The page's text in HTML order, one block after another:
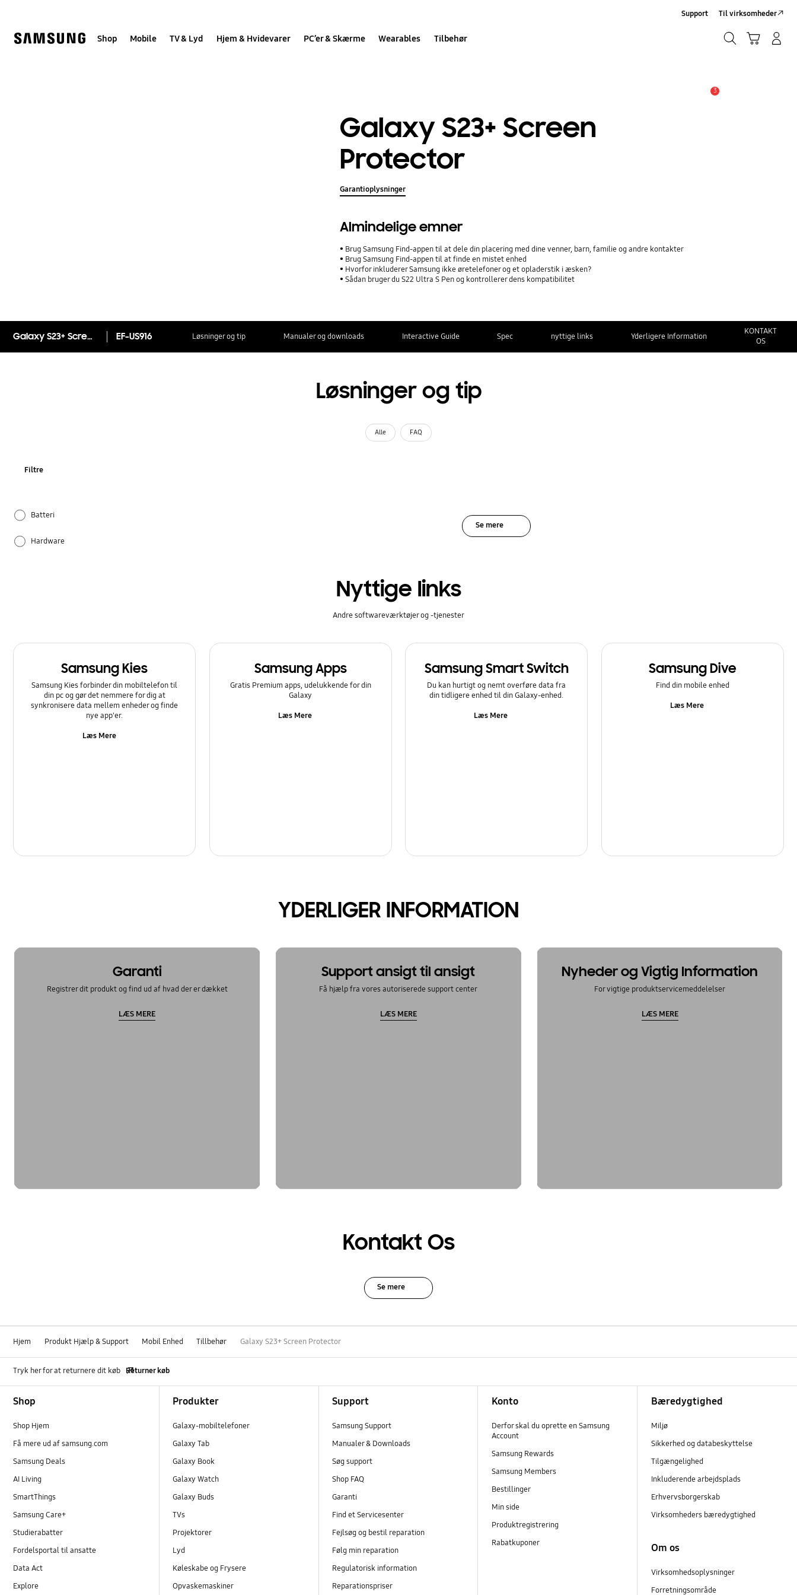
Shop Mobile TV & Lyd Hjem & Hvidevarer PC’er & Skærme Wearables Tilbehør
Support Til virksomheder
3
Galaxy S23+ Screen
Protector
Garantioplysninger
Almindelige emner
Brug Samsung Find-appen til at dele din placering med dine venner, barn, familie og andre kontakter
Brug Samsung Find-appen til at finde en mistet enhed
Hvorfor inkluderer Samsung ikke øretelefoner og et opladerstik i æsken?
Sådan bruger du S22 Ultra S Pen og kontrollerer dens kompatibilitet
Galaxy S23+ Screen Protector EF-US916 Løsninger og tip Manualer og downloads Interactive Guide Spec nyttige links Yderligere Information
KONTAKT
OS
Løsninger og tip
Alle FAQ
Filtre
Batteri
Hardware
Se mere
Nyttige links
Andre softwareværktøjer og -tjenester
Samsung Kies
Samsung Kies forbinder din mobiltelefon til
din pc og gør det nemmere for dig at
synkronisere data mellem enheder og finde
nye app'er.
Læs Mere
Samsung Apps
Gratis Premium apps, udelukkende for din
Galaxy
Læs Mere
Samsung Smart Switch
Du kan hurtigt og nemt overføre data fra
din tidligere enhed til din Galaxy-enhed.
Læs Mere
Samsung Dive
Find din mobile enhed
Læs Mere
YDERLIGER INFORMATION
Garanti
Registrer dit produkt og find ud af hvad der er dækket
LÆS MERE
Support ansigt til ansigt
Få hjælp fra vores autoriserede support center
LÆS MERE
Nyheder og Vigtig Information
For vigtige produktservicemeddelelser
LÆS MERE
Kontakt Os
Se mere
Hjem Produkt Hjælp & Support Mobil Enhed Tillbehør Galaxy S23+ Screen Protector
Tryk her for at returnere dit køb Returner køb
Shop
Shop Hjem
Få mere ud af samsung.com
Samsung Deals
AI Living
SmartThings
Samsung Care+
Studierabatter
Fordelsportal til ansatte
Data Act
Explore
Produkter
Galaxy-mobiltelefoner
Galaxy Tab
Galaxy Book
Galaxy Watch
Galaxy Buds
TVs
Projektorer
Lyd
Køleskabe og Frysere
Opvaskemaskiner
Support
Samsung Support
Manualer & Downloads
Søg support
Shop FAQ
Garanti
Find et Servicesenter
Fejlsøg og bestil reparation
Følg min reparation
Regulatorisk information
Reparationspriser
Konto
Derfor skal du oprette en Samsung
Account
Samsung Rewards
Samsung Members
Bestillinger
Min side
Produktregistrering
Rabatkuponer
Bæredygtighed
Miljø
Sikkerhed og databeskyttelse
Tilgængelighed
Inkluderende arbejdsplads
Erhvervsborgerskab
Virksomheders bæredygtighed
Om os
Virksomhedsoplysninger
Forretningsområde